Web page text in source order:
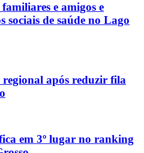
e amigos e
sociais de saúde no Lago
após reduzir fila
em 3º lugar no ranking